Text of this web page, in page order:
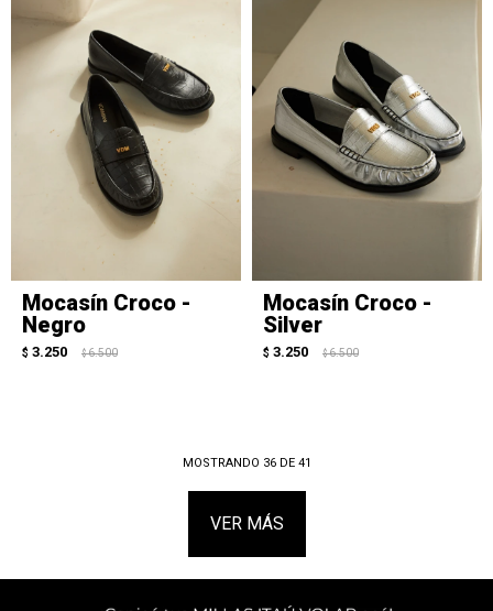
Mocasín Croco -
Negro
$ 3.250 $ 6.500
Mocasín Croco -
Silver
$ 3.250 $ 6.500
MOSTRANDO 36DE 41
VER MÁS